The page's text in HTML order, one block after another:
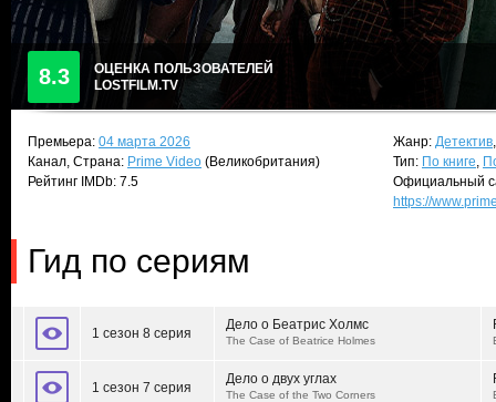
8.3
ОЦЕНКА ПОЛЬЗОВАТЕЛЕЙ
LOSTFILM.TV
Премьера: 04 марта 2026
Канал, Страна: Prime Video (Великобритания)
Рейтинг IMDb: 7.5
Жанр: Детектив
Тип: По книге,
Официальный
https://
Гид по сериям
1 сезон 8 серия
Дело о Беатрис Холмс
The Case of Beatrice Holmes
1 сезон 7 серия
Дело о двух углах
The Case of the Two Corners